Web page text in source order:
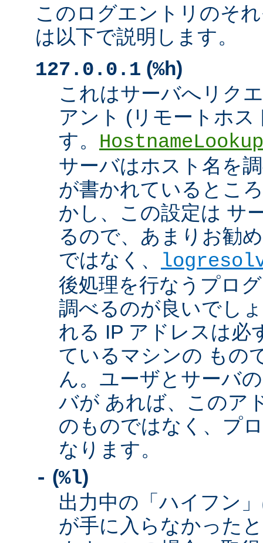
このログエントリのそ
は以下で説明します。
127.0.0.1 (%h)
これはサーバへリク
アント (リモートホ
す。
サーバはホスト名を
が書かれているとこ
かし、この設定は サ
るので、あまりお勧
ではなく、
後処理を行なうプロ
調べるのが良いでし
れる IP アドレスは必
ているマシンの もの
ん。ユーザとサーバ
バが あれば、このア
のものではなく、プ
なります。
- (%l)
出力中の「ハイフン
が手に入らなかった